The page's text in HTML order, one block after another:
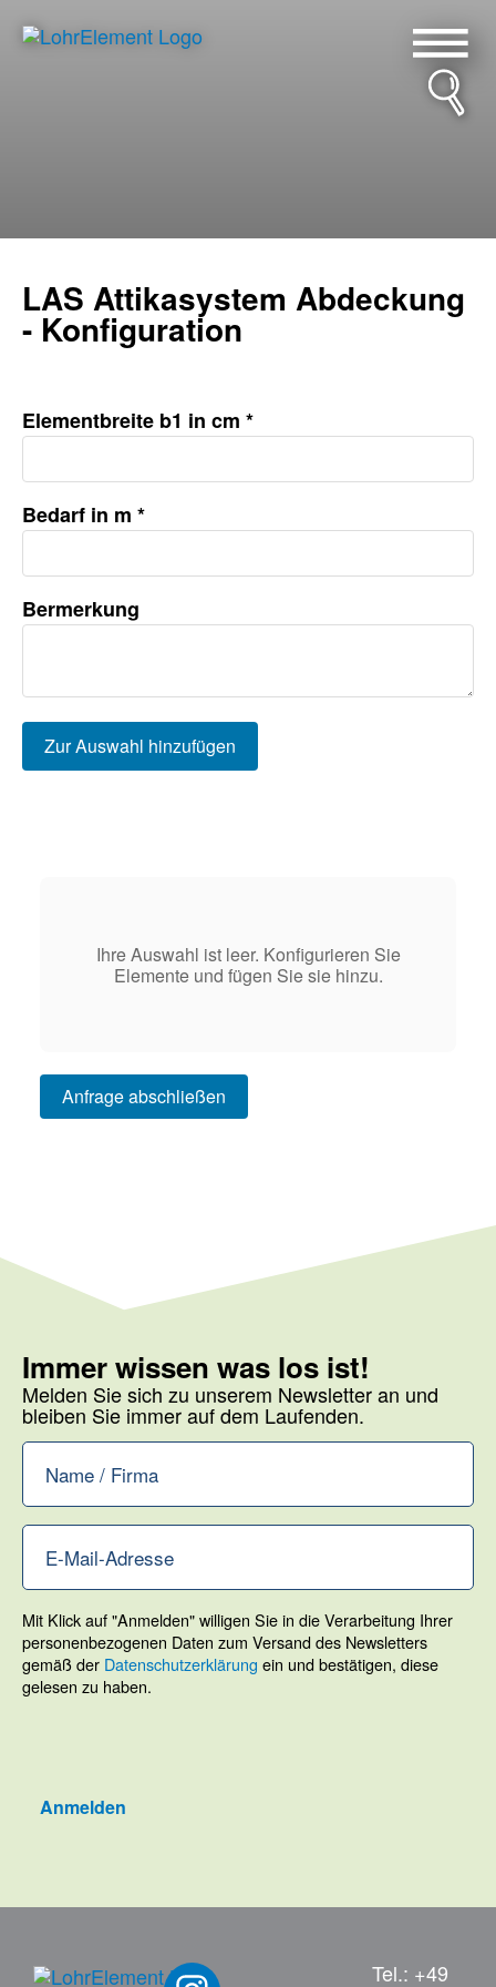
LAS Attikasystem Abdeckung
- Konfiguration
Elementbreite b1 in cm *
Bedarf in m *
Bermerkung
Ihre Auswahl ist leer. Konfigurieren Sie
Elemente und fügen Sie sie hinzu.
Anfrage abschließen
Immer wissen was los ist!
Melden Sie sich zu unserem Newsletter an und
bleiben Sie immer auf dem Laufenden.
Mit Klick auf "Anmelden" willigen Sie in die Verarbeitung Ihrer
personenbezogenen Daten zum Versand des Newsletters
gemäß der Datenschutzerklärung ein und bestätigen, diese
gelesen zu haben.
Anmelden
Tel.: +49